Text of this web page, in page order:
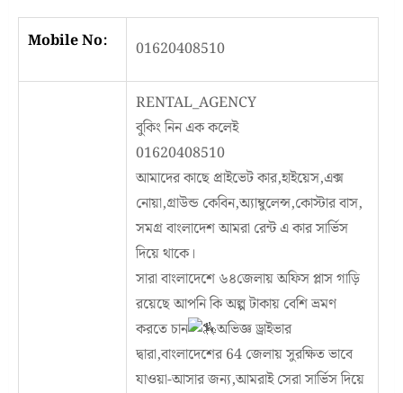
Mobile No: 01620408510
RENTAL_AGENCY
বুকিং নিন এক কলেই
01620408510
আমাদের কাছে প্রাইভেট কার,হাইয়েস,এক্স
নোয়া,গ্রাউন্ড কেবিন,অ্যাম্বুলেন্স,কোস্টার বাস,
সমগ্র বাংলাদেশ আমরা রেন্ট এ কার সার্ভিস
দিয়ে থাকে।
সারা বাংলাদেশে ৬৪জেলায় অফিস প্লাস গাড়ি
রয়েছে আপনি কি অল্প টাকায় বেশি ভ্রমণ
করতে চান
অভিজ্ঞ ড্রাইভার
দ্বারা,বাংলাদেশের 64 জেলায় সুরক্ষিত ভাবে
যাওয়া-আসার জন্য,আমরাই সেরা সার্ভিস দিয়ে